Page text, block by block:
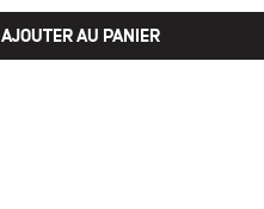
AJOUTER AU PANIER